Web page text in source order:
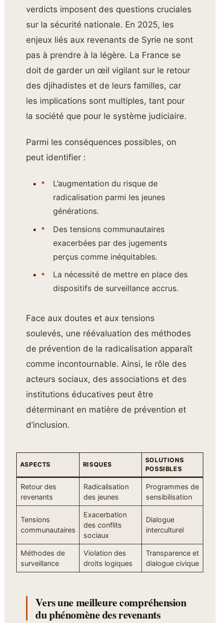
verdicts imposent des questions cruciales
sur la sécurité nationale. En 2025, les
enjeux liés aux revenants de Syrie ne sont
pas à prendre à la légère. La France se
doit de garder un œil vigilant sur le retour
des djihadistes et de leurs familles, car
les implications sont multiples, tant pour
la société que pour le système judiciaire.
Parmi les conséquences possibles, on
peut identifier :
L’augmentation du risque de
radicalisation parmi les jeunes
générations.
Des tensions communautaires
exacerbées par des jugements
perçus comme inéquitables.
La nécessité de mettre en place des
dispositifs de surveillance accrus.
Face aux doutes et aux tensions
soulevés, une réévaluation des méthodes
de prévention de la radicalisation apparaît
comme incontournable. Ainsi, le rôle des
acteurs sociaux, des associations et des
institutions éducatives peut être
déterminant en matière de prévention et
d’inclusion.
ASPECTS RISQUES
SOLUTIONS
POSSIBLES
Retour des
revenants
Radicalisation
des jeunes
Programmes de
sensibilisation
Tensions
communautaires
Exacerbation
des conflits
sociaux
Dialogue
interculturel
Méthodes de
surveillance
Violation des
droits logiques
Transparence et
dialogue civique
Vers une meilleure compréhension
du phénomène des revenants